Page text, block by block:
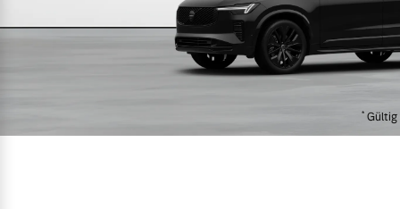
4 Modelle
*Gültig